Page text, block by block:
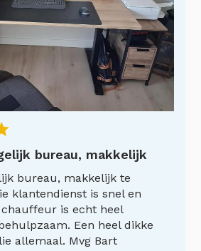
bureau, makkelijk
bureau, makkelijk te
klantendienst is snel en
is echt heel
Een heel dikke
allemaal. Mvg Bart